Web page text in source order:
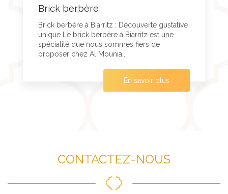
Brick berbère
Brick berbère à Biarritz : Découverte gustative
unique Le brick berbère à Biarritz est une
spécialité que nous sommes fiers de
proposer chez Al Mounia...
En savoir plus
CONTACTEZ-NOUS